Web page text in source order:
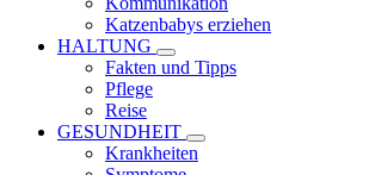
Katzenbabys erziehen
HALTUNG
Fakten und Tipps
Pflege
Reise
GESUNDHEIT
Krankheiten